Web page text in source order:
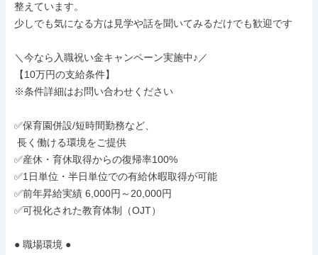
整えています。
少しでも気になる方は見学や話を聞いてみるだけでも歓迎です
＼今なら入職祝い金キャンペーン実施中♪／
【10万円の支給条件】
※条件詳細はお問い合わせください
✅保育園併設/短時間勤務など、
✅産休・育休取得からの復帰率100%
✅1日単位・半日単位での有給休暇取得が可能
✅前年昇給実績 6,000円～20,000円
✅可視化された教育体制（OJT）
● 職場環境 ●